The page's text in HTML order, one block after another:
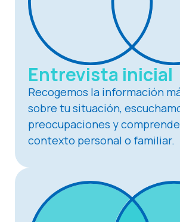
Entrevista inicial
Recogemos la información
sobre tu situación,
preocupaciones y
contexto personal o familiar.